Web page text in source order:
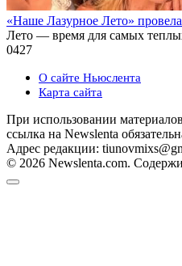
«Наше Лазурное Лето»
Лето — время для самых
0427
О сайте Ньюслента
Карта сайта
При использовании
ссылка на Newslenta
Адрес редакции:
© 2026 Newslenta.com.